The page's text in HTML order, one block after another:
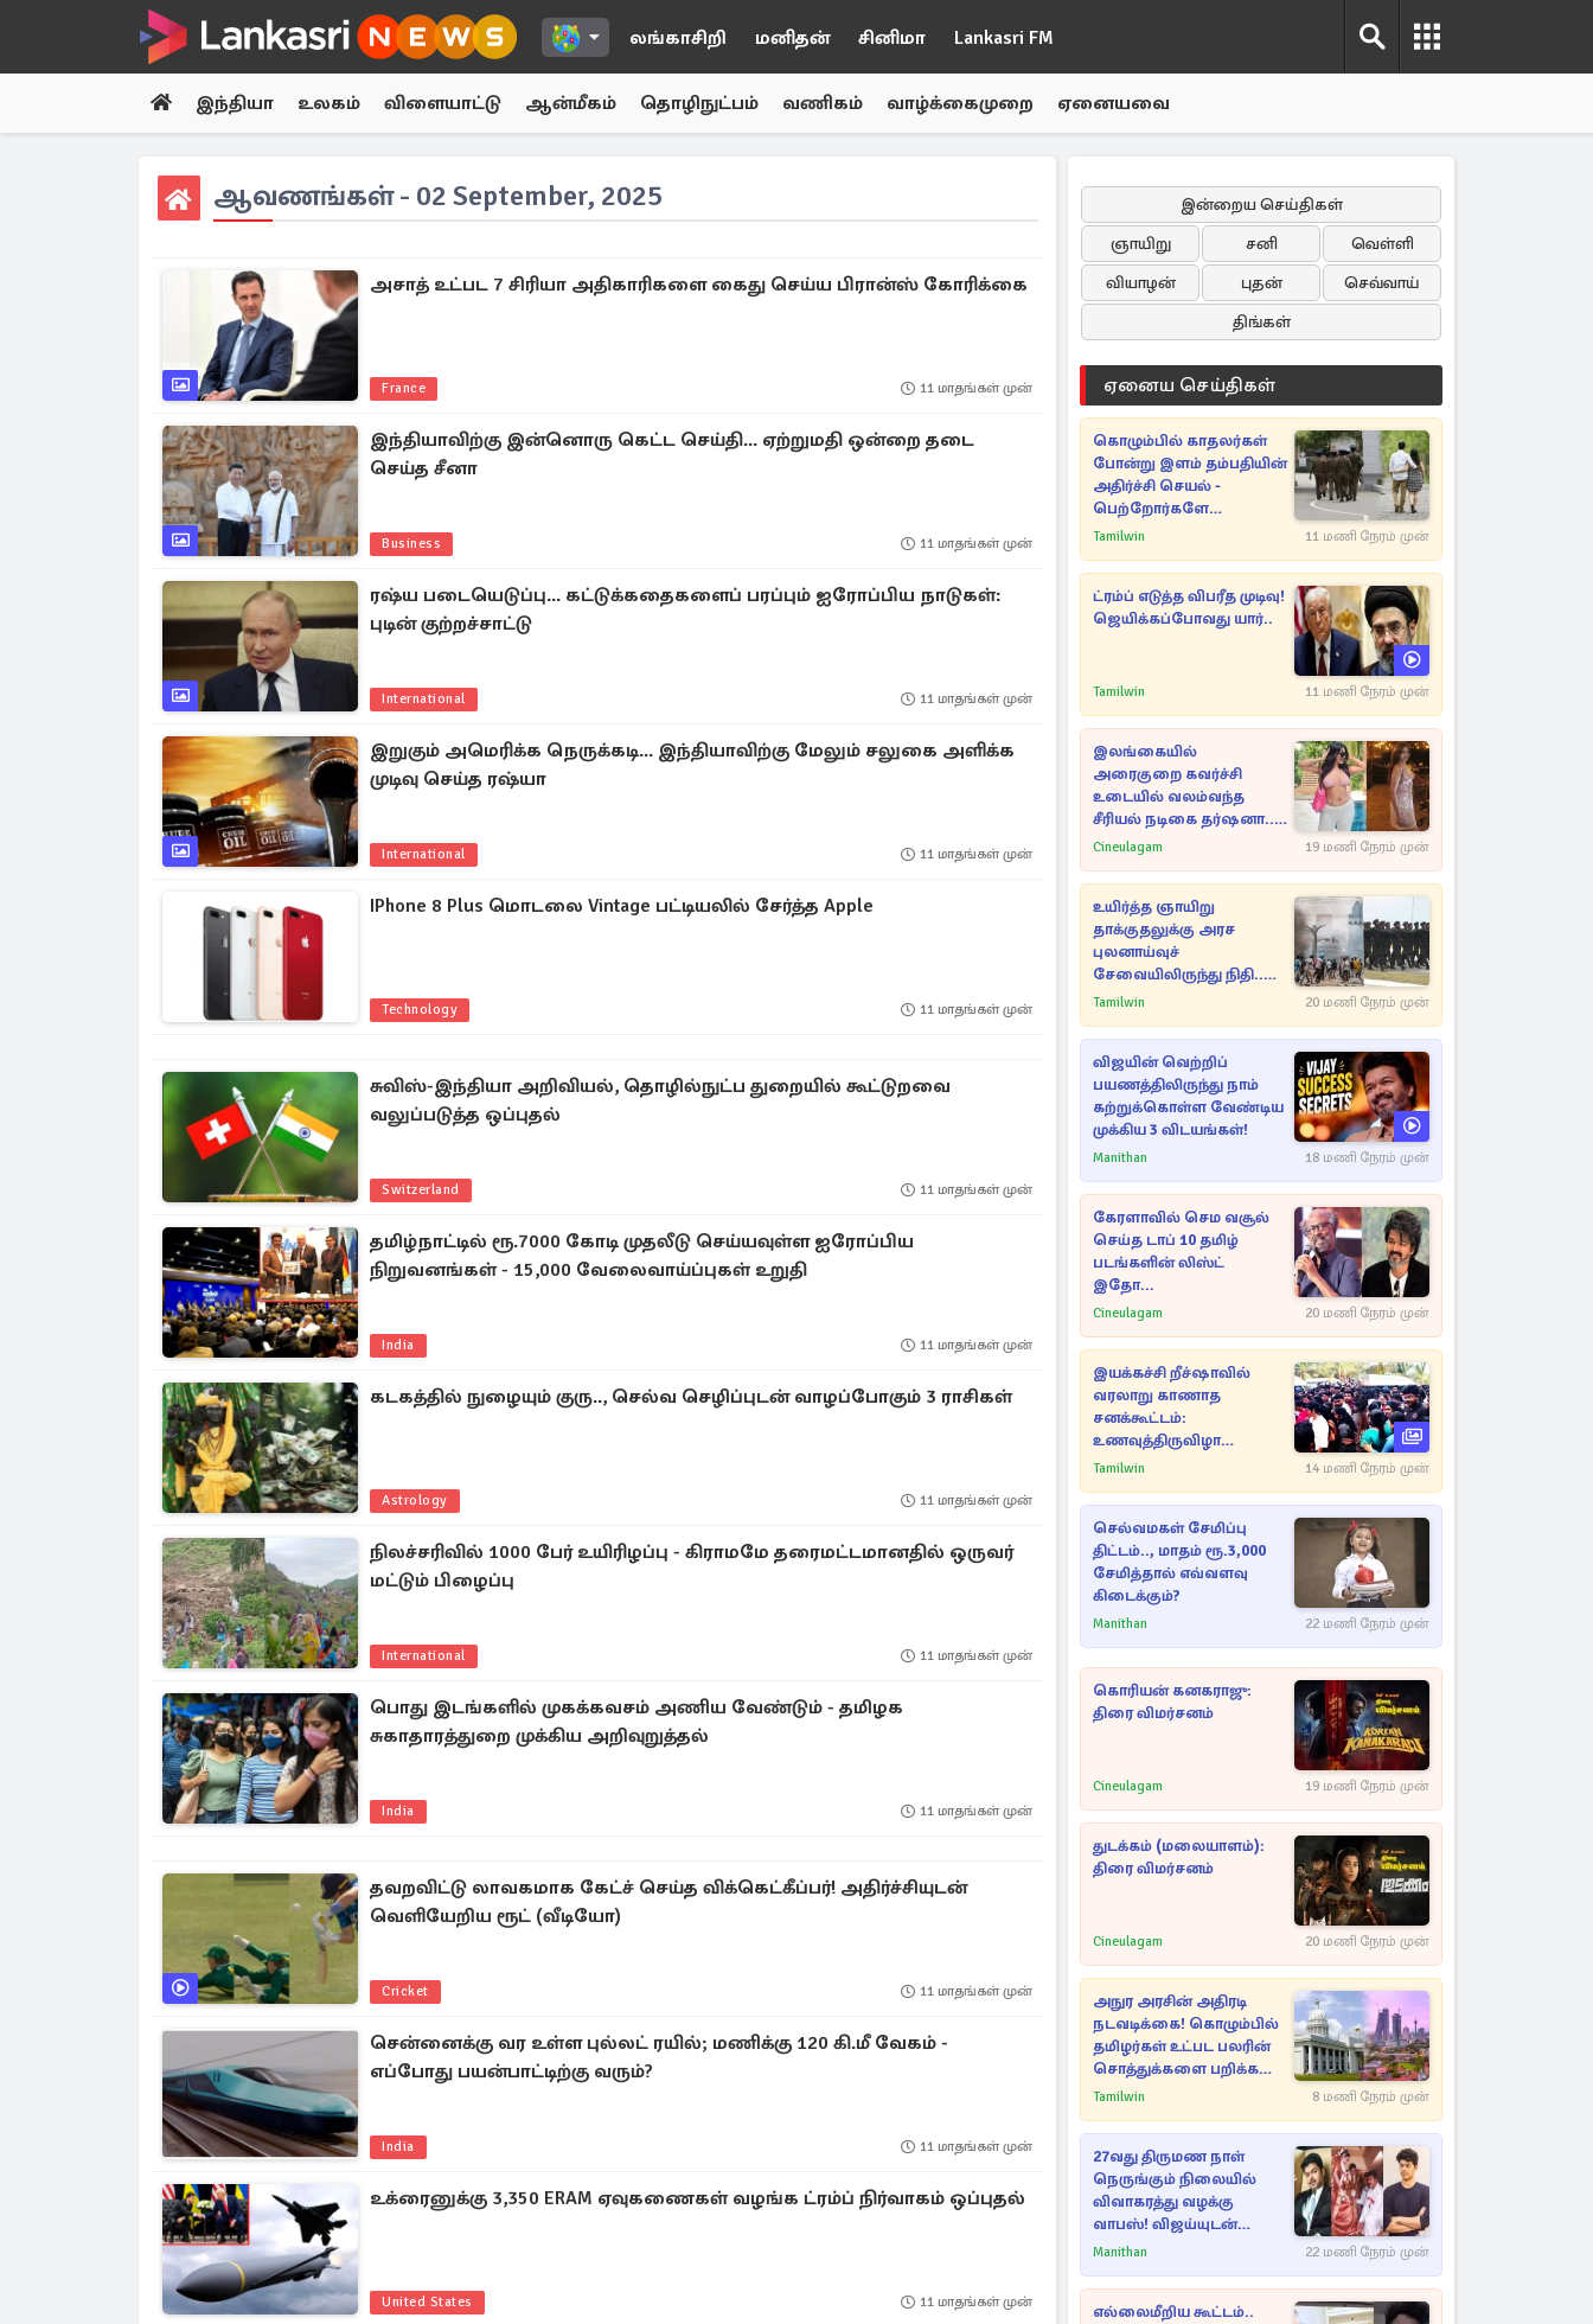
லங்காசிறி மனிதன் சினிமா Lankasri FM
இந்தியா உலகம் விளையாட்டு ஆன்மீகம் தொழிநுட்பம் வணிகம் வாழ்க்கைமுறை ஏனையவை
ஆவணங்கள் - 02 September, 2025
அசாத் உட்பட 7 சிரியா அதிகாரிகளை கைது செய்ய பிரான்ஸ் கோரிக்கை
France 11 மாதங்கள் முன்
இந்தியாவிற்கு இன்னொரு கெட்ட செய்தி... ஏற்றுமதி ஒன்றை தடை
செய்த சீனா
Business 11 மாதங்கள் முன்
ரஷ்ய படையெடுப்பு... கட்டுக்கதைகளைப் பரப்பும் ஐரோப்பிய நாடுகள்:
புடின் குற்றச்சாட்டு
International 11 மாதங்கள் முன்
இறுகும் அமெரிக்க நெருக்கடி... இந்தியாவிற்கு மேலும் சலுகை அளிக்க
முடிவு செய்த ரஷ்யா
International 11 மாதங்கள் முன்
IPhone 8 Plus மொடலை Vintage பட்டியலில் சேர்த்த Apple
Technology 11 மாதங்கள் முன்
சுவிஸ்-இந்தியா அறிவியல், தொழில்நுட்ப துறையில் கூட்டுறவை
வலுப்படுத்த ஒப்புதல்
Switzerland 11 மாதங்கள் முன்
தமிழ்நாட்டில் ரூ.7000 கோடி முதலீடு செய்யவுள்ள ஐரோப்பிய
நிறுவனங்கள் - 15,000 வேலைவாய்ப்புகள் உறுதி
India 11 மாதங்கள் முன்
கடகத்தில் நுழையும் குரு.., செல்வ செழிப்புடன் வாழப்போகும் 3 ராசிகள்
Astrology 11 மாதங்கள் முன்
நிலச்சரிவில் 1000 பேர் உயிரிழப்பு - கிராமமே தரைமட்டமானதில் ஒருவர்
மட்டும் பிழைப்பு
International 11 மாதங்கள் முன்
பொது இடங்களில் முகக்கவசம் அணிய வேண்டும் - தமிழக
சுகாதாரத்துறை முக்கிய அறிவுறுத்தல்
India 11 மாதங்கள் முன்
தவறவிட்டு லாவகமாக கேட்ச் செய்த விக்கெட்கீப்பர்! அதிர்ச்சியுடன்
வெளியேறிய ரூட் (வீடியோ)
Cricket 11 மாதங்கள் முன்
சென்னைக்கு வர உள்ள புல்லட் ரயில்; மணிக்கு 120 கி.மீ வேகம் -
எப்போது பயன்பாட்டிற்கு வரும்?
India 11 மாதங்கள் முன்
உக்ரைனுக்கு 3,350 ERAM ஏவுகணைகள் வழங்க ட்ரம்ப் நிர்வாகம் ஒப்புதல்
United States 11 மாதங்கள் முன்
இன்றைய செய்திகள்
ஞாயிறு
சனி
வெள்ளி
வியாழன்
புதன்
செவ்வாய்
திங்கள்
ஏனைய செய்திகள்
கொழும்பில் காதலர்கள்
போன்று இளம் தம்பதியின்
அதிர்ச்சி செயல் -
பெற்றோர்களே
எச்சரிக்கை
Tamilwin 11 மணி நேரம் முன்
ட்ரம்ப் எடுத்த விபரீத முடிவு!
ஜெயிக்கப்போவது யார்..
Tamilwin 11 மணி நேரம் முன்
இலங்கையில்
அரைகுறை கவர்ச்சி
உடையில் வலம்வந்த
சீரியல் நடிகை தர்ஷனா...
அவரே வெளியிட்ட
Cineulagam 19 மணி நேரம் முன்
உயிர்த்த ஞாயிறு
தாக்குதலுக்கு அரச
புலனாய்வுச்
சேவையிலிருந்து நிதி..
வெளியான அதிர்ச்சி
Tamilwin 20 மணி நேரம் முன்
விஜயின் வெற்றிப்
பயணத்திலிருந்து நாம்
கற்றுக்கொள்ள வேண்டிய
முக்கிய 3 விடயங்கள்!
Manithan 18 மணி நேரம் முன்
கேரளாவில் செம வசூல்
செய்த டாப் 10 தமிழ்
படங்களின் லிஸ்ட்
இதோ...
Cineulagam 20 மணி நேரம் முன்
இயக்கச்சி றீச்ஷாவில்
வரலாறு காணாத
சனக்கூட்டம்:
உணவுத்திருவிழா
இடைநிறுத்தம்
Tamilwin 14 மணி நேரம் முன்
செல்வமகள் சேமிப்பு
திட்டம்.., மாதம் ரூ.3,000
சேமித்தால் எவ்வளவு
கிடைக்கும்?
Manithan 22 மணி நேரம் முன்
கொரியன் கனகராஜு:
திரை விமர்சனம்
Cineulagam 19 மணி நேரம் முன்
துடக்கம் (மலையாளம்):
திரை விமர்சனம்
Cineulagam 20 மணி நேரம் முன்
அநுர அரசின் அதிரடி
நடவடிக்கை! கொழும்பில்
தமிழர்கள் உட்பட பலரின்
சொத்துக்களை பறிக்க
நடவடிக்கை
Tamilwin 8 மணி நேரம் முன்
27வது திருமண நாள்
நெருங்கும் நிலையில்
விவாகரத்து வழக்கு
வாபஸ்! விஜய்யுடன்
மீண்டும் இணைவாரா?
Manithan 22 மணி நேரம் முன்
எல்லைமீறிய கூட்டம்..